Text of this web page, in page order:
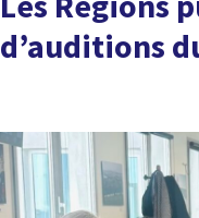
d’auditions